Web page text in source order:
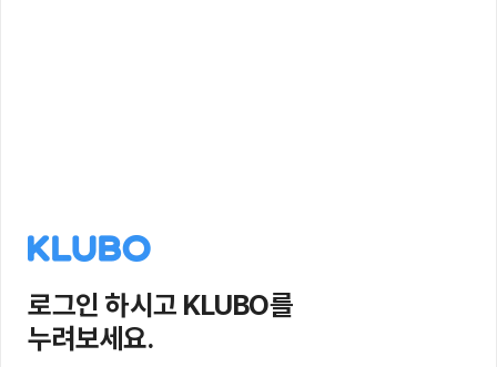
로그인 하시고 KLUBO를
누려보세요.